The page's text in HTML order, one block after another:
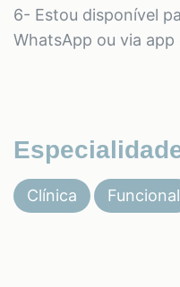
6- Estou disponível
WhatsApp ou via
Clínica Funcional